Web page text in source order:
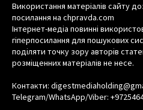
Використання матеріалів сайту
посилання на chpravda.com
Інтернет-медіа повинні
гіперпосилання для пошукових
поділяти точку зору авторів
розміщенних матеріалів не несе.
Контакти:
Telegram/WhatsApp/Viber: